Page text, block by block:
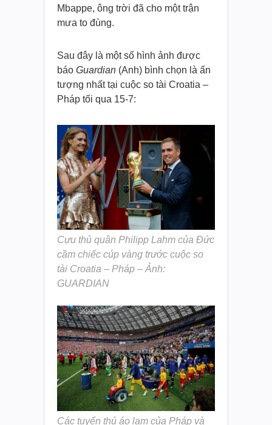
Mbappe, ông trời đã cho một trận
mưa to đùng.
Sau đây là một số hình ảnh được
báo Guardian (Anh) bình chọn là ấn
tượng nhất tại cuộc so tài Croatia –
Pháp tối qua 15-7:
Cựu thủ quân Philipp Lahm của Đức
cầm chiếc cúp vàng trước cuộc so
tài Croatia – Pháp – Ảnh:
GUARDIAN
Các tuyển thủ áo lam của Pháp và